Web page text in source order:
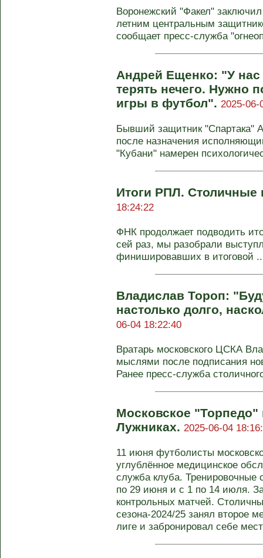
Воронежский "Факел"
летним центральным
сообщает пресс-служба
Андрей Ещенко: "У нас
терять нечего. Нужно
игры в футбол". 2025-06-
Бывший защитник "Спартака"
после назначения
"Кубани" намерен
Итоги РПЛ. Столичные
18:24:22
ФНК продолжает подводить
сей раз, мы разобрали
финишировавших в итоговой
Владислав Тороп:
настолько долго,
06-04 18:22:40
Вратарь московского ЦСКА
мыслями после подписания
Ранее пресс-служба
Московское "Торпедо"
Лужниках. 2025-06-04
11 июня футболисты
углублённое медицинское
служба клуба. Тренировочные
по 29 июня и с 1 по 14 июля.
контрольных матчей.
сезона-2024/25 занял второе
лиге и забронировал себе